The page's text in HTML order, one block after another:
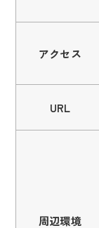
アクセス
URL
周辺環境